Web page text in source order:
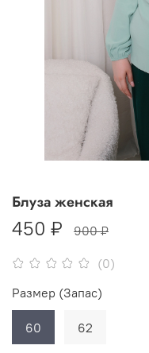
(0)
Блуза женская
450 ₽ 900 ₽
Размер (Запас)
60 62